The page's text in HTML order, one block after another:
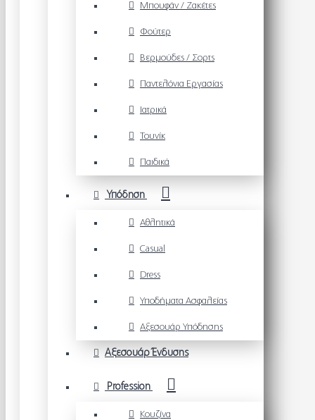
Μπουφάν / Ζακέτες
Φούτερ
Βερμούδες / Σορτς
Παντελόνια Εργασίας
Ιατρικά
Τουνίκ
Παιδικά
Υπόδηση
Αθλητικά
Casual
Dress
Υποδήματα Ασφαλείας
Αξεσουάρ Υπόδησης
Αξεσουάρ Ένδυσης
Profession
Κουζίνα